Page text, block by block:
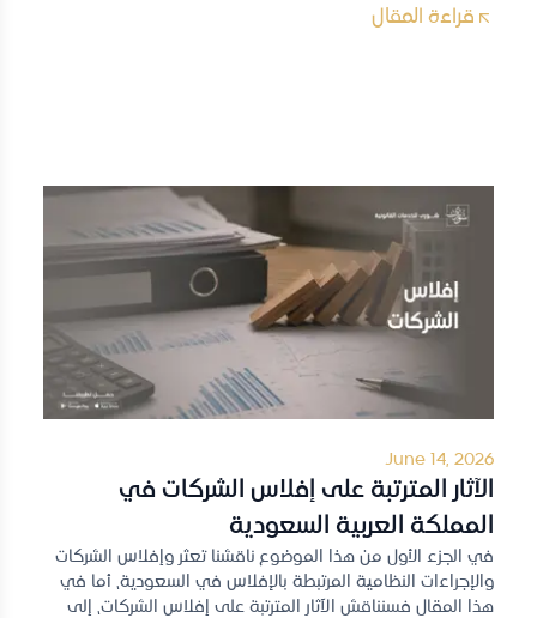
قراءة المقال
June 14, 2026
الآثار المترتبة على إفلاس الشركات في
المملكة العربية السعودية
في الجزء الأول من هذا الموضوع ناقشنا تعثر وإفلاس الشركات
والإجراءات النظامية المرتبطة بالإفلاس في السعودية، أما في
هذا المقال فسنناقش الآثار المترتبة على إفلاس الشركات، إلى